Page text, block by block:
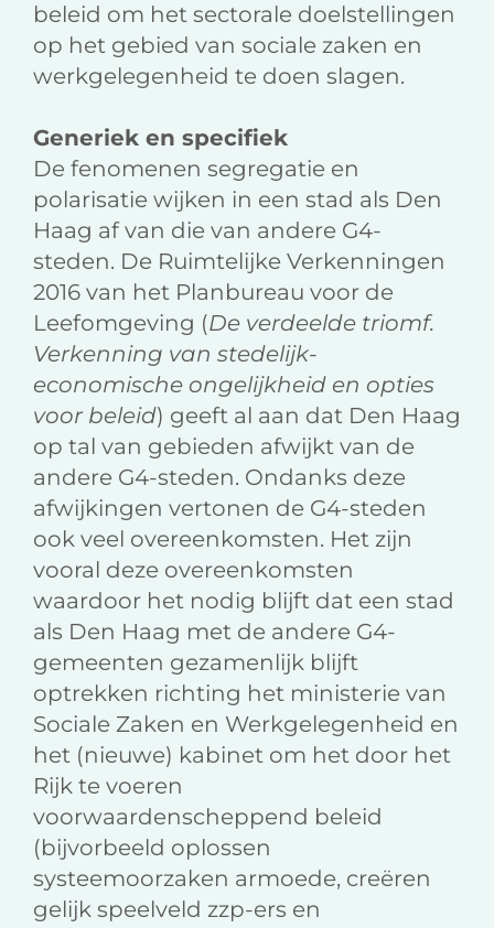
beleid om het sectorale doelstellingen
op het gebied van sociale zaken en
werkgelegenheid te doen slagen.
Generiek en specifiek
De fenomenen segregatie en
polarisatie wijken in een stad als Den
Haag af van die van andere G4-
steden. De Ruimtelijke Verkenningen
2016 van het Planbureau voor de
Leefomgeving (De verdeelde triomf.
Verkenning van stedelijk-
economische ongelijkheid en opties
voor beleid) geeft al aan dat Den Haag
op tal van gebieden afwijkt van de
andere G4-steden. Ondanks deze
afwijkingen vertonen de G4-steden
ook veel overeenkomsten. Het zijn
vooral deze overeenkomsten
waardoor het nodig blijft dat een stad
als Den Haag met de andere G4-
gemeenten gezamenlijk blijft
optrekken richting het ministerie van
Sociale Zaken en Werkgelegenheid en
het (nieuwe) kabinet om het door het
Rijk te voeren
voorwaardenscheppend beleid
(bijvorbeeld oplossen
systeemoorzaken armoede, creëren
gelijk speelveld zzp-ers en